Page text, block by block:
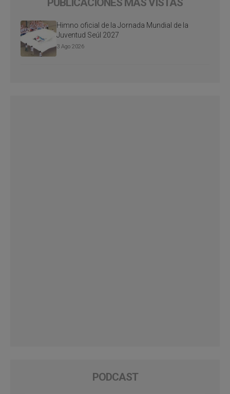
PUBLICACIONES MÁS VISTAS
Himno oficial de la Jornada Mundial de la
Juventud Seúl 2027
3 Ago 2026
PODCAST